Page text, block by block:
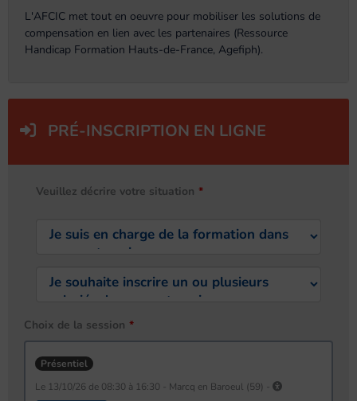
L'AFCIC met tout en oeuvre pour mobiliser les solutions de
compensation en lien avec les partenaires (Ressource
Handicap Formation Hauts-de-France, Agefiph).
PRÉ-INSCRIPTION EN LIGNE
Veuillez décrire votre situation
Choix de la session
Présentiel
le 13/10/26 de 08:30 à 16:30 - Marcq en Baroeul (59) -